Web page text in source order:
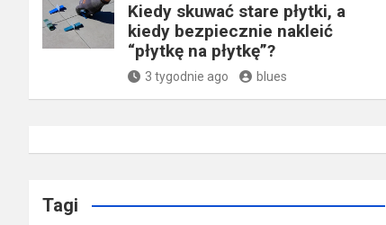
Kiedy skuwać stare płytki, a
kiedy bezpiecznie nakleić
“płytkę na płytkę”?
3 tygodnie ago blues
Tagi